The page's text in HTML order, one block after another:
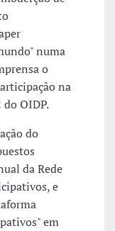
numa
o
na
OIDP.
do
da Rede
e
em